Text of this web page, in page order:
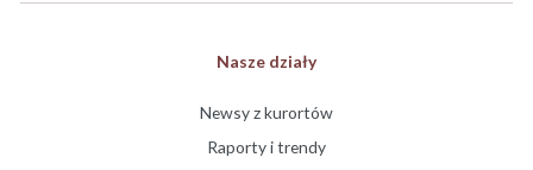
Nasze działy
Newsy z kurortów
Raporty i trendy